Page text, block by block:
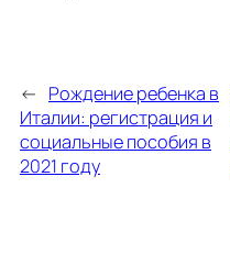
← Рождение ребенка в
Италии: регистрация и
социальные пособия в
2021 году